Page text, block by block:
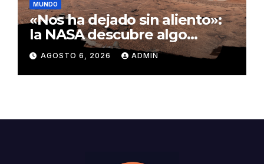
MUNDO
«Nos ha dejado sin aliento»:
la NASA descubre algo
insólito en Marte
AGOSTO 6, 2026 ADMIN